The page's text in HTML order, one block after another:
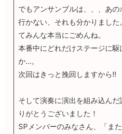
でもアンサンブルは、、、あ
行かない、それも分かりました
てみんな本当にごめんね。
本番中にどれだけステージに
か…。
次回はきっと挽回しますから!!
そして演奏に演出を組み込ん
りがとうございました！
SPメンバーのみなさん、「ま